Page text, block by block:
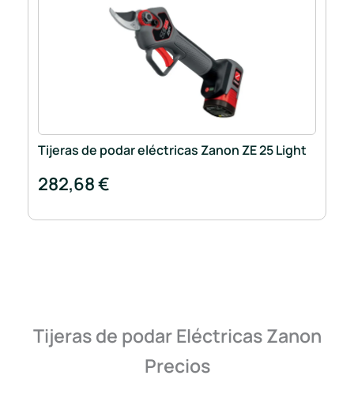
Tijeras de podar eléctricas Zanon ZE 25 Light
282,68 €
Tijeras de podar Eléctricas Zanon
Precios